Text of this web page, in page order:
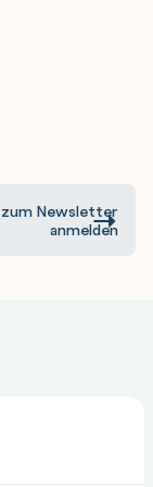
Newsletter
anmelden